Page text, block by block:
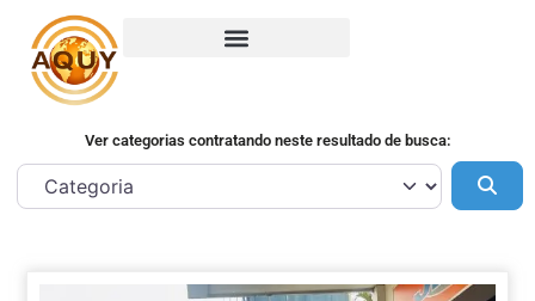
Ver categorias contratando neste resultado de busca: